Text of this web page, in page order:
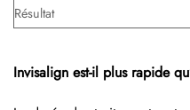
Résultat
Invisalign est-il plus rapide